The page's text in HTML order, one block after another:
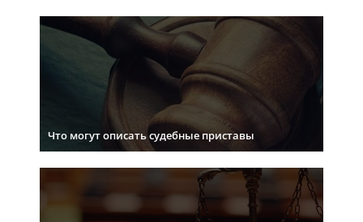
Что могут описать судебные приставы